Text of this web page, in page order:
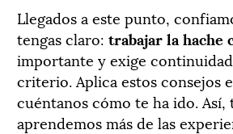
Llegados a este punto,
tengas claro: trabajar la hache
importante y exige
criterio. Aplica estos consejos
cuéntanos cómo te ha ido. Así,
aprendemos más de las